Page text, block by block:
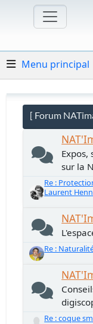
Menu principal
[ Forum
Expos,
sur la
Re :
Laurent
Re :
Re : coque